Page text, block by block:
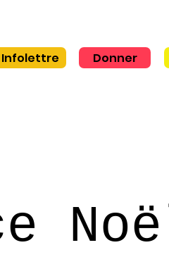
Infolettre Donner